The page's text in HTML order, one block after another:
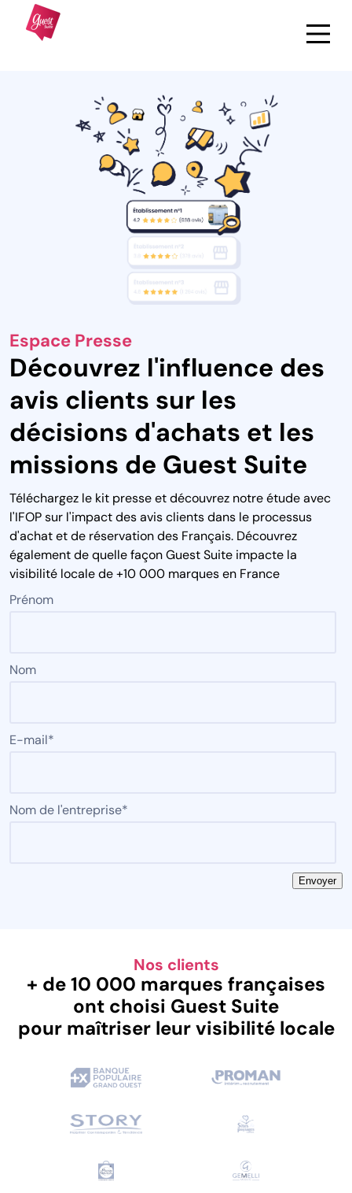
Espace Presse
Découvrez l'influence des
avis clients sur les
décisions d'achats et les
missions de Guest Suite
Téléchargez le kit presse et découvrez notre étude avec
l'IFOP sur l'impact des avis clients dans le processus
d'achat et de réservation des Français. Découvrez
également de quelle façon Guest Suite impacte la
visibilité locale de +10 000 marques en France
Prénom
Nom
E-mail*
Nom de l'entreprise*
Nos clients
+ de 10 000 marques françaises
ont choisi Guest Suite
pour maîtriser leur visibilité locale